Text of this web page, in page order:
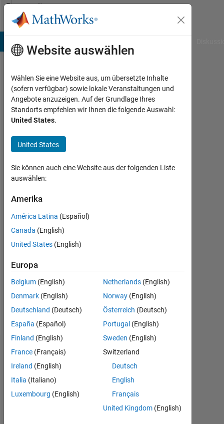
Weiter zum Inhalt
Community
Profile
Nazli
Demir
Last
etwa
6
Jahre
Aktiv
seit
2020
0
Following:
0
Follow
Dashboard
Statistik
MATLAB Answers
Website auswählen
Wählen Sie eine Website aus, um übersetzte Inhalte
(sofern verfügbar) sowie lokale Veranstaltungen und
Angebote anzuzeigen. Auf der Grundlage Ihres
Standorts empfehlen wir Ihnen die folgende Auswahl:
United States.
United States
Sie können auch eine Website aus der folgenden Liste
auswählen:
Amerika
América Latina (Español)
Canada (English)
United States (English)
Europa
Belgium (English)
Denmark (English)
Deutschland (Deutsch)
España (Español)
Finland (English)
France (Français)
Ireland (English)
Italia (Italiano)
Luxembourg (English)
Netherlands (English)
Norway (English)
Österreich (Deutsch)
Portugal (English)
Sweden (English)
Switzerland
Deutsch
English
Français
United Kingdom (English)